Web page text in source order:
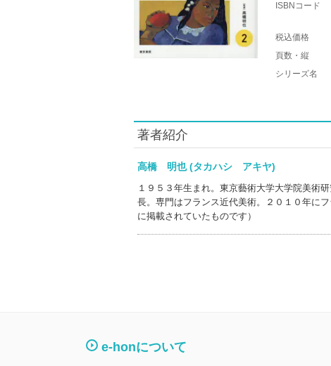
ISBNコード
税込価格
頁数・縦
シリーズ名
著者紹介
高橋 明也 (タカハシ アキヤ)
１９５３年生まれ。東京藝術大学大学院美術
長。専門はフランス近代美術。２０１０年に
に掲載されていたものです）
e-honについて